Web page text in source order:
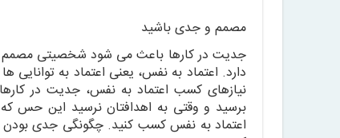
مصمم و جدی باشید
جدیت در کارها باعث می شود شخصیتی مصمم و
دارد. اعتماد به نفس، یعنی اعتماد به
نیازهای کسب اعتماد به نفس، جدیت در
برسید و وقتی به اهدافتان نرسید این حس
اعتماد به نفس کسب کنید. چگونگی جدی بودن